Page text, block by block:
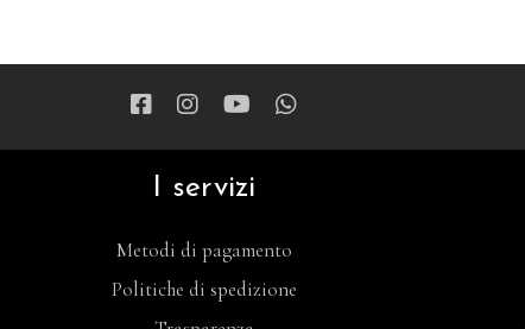
I servizi
Metodi di pagamento
Politiche di spedizione